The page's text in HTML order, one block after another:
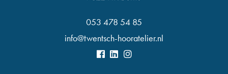
053 478 54 85
info@twentsch-hooratelier.nl